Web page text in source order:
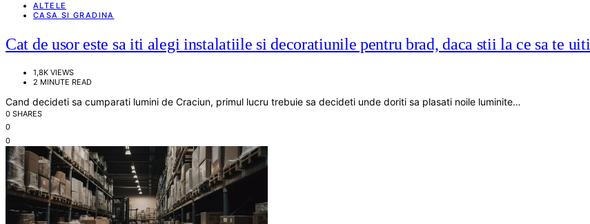
ALTELE
CASA SI GRADINA
Cat de usor este sa iti alegi instalatiile si decoratiunile pentru brad, daca stii la ce sa te uiti
1,8K VIEWS
2 MINUTE READ
Cand decideti sa cumparati lumini de Craciun, primul lucru trebuie sa decideti unde doriti sa plasati noile luminite…
0 SHARES
0
0